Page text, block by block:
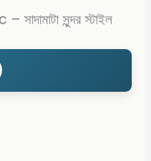
–সাদামাটা সুন্দর স্টাইল